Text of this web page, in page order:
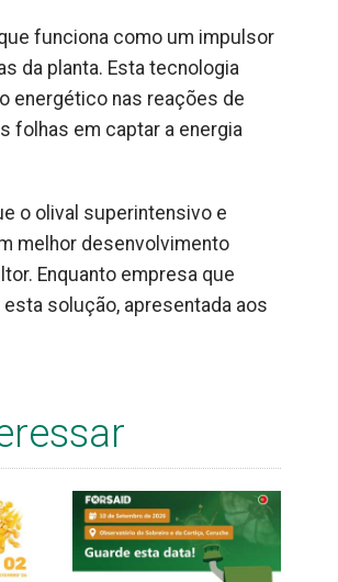
funciona como um impulsor
da planta. Esta tecnologia
energético nas reações de
folhas em captar a energia
o olival superintensivo e
melhor desenvolvimento
Enquanto empresa que
solução, apresentada aos